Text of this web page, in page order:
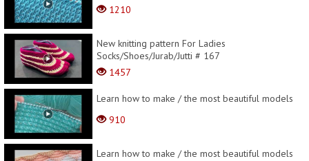
1210
New knitting pattern For Ladies
Socks/Shoes/Jurab/Jutti # 167
1457
Learn how to make / the most beautiful models
910
Learn how to make / the most beautiful models